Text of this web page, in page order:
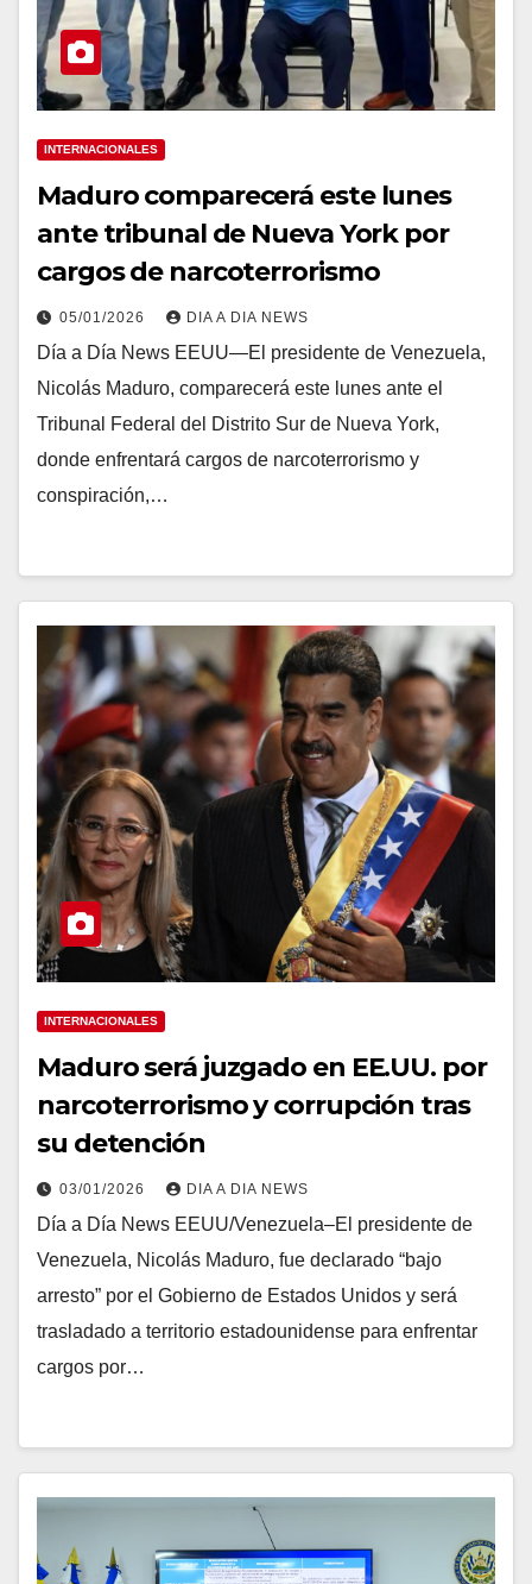
INTERNACIONALES
Maduro comparecerá este lunes
ante tribunal de Nueva York por
cargos de narcoterrorismo
05/01/2026 DIA A DIA NEWS
Día a Día News EEUU—El presidente de Venezuela,
Nicolás Maduro, comparecerá este lunes ante el
Tribunal Federal del Distrito Sur de Nueva York,
donde enfrentará cargos de narcoterrorismo y
conspiración,…
INTERNACIONALES
Maduro será juzgado en EE.UU. por
narcoterrorismo y corrupción tras
su detención
03/01/2026 DIA A DIA NEWS
Día a Día News EEUU/Venezuela–El presidente de
Venezuela, Nicolás Maduro, fue declarado “bajo
arresto” por el Gobierno de Estados Unidos y será
trasladado a territorio estadounidense para enfrentar
cargos por…